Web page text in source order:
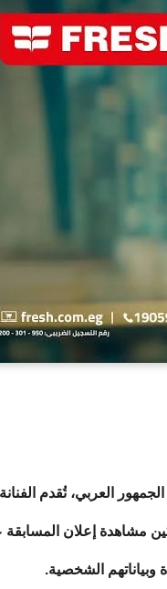
تُقدم
مشاهدة إعلان المسابقة
وبياناتهم الشخصية.